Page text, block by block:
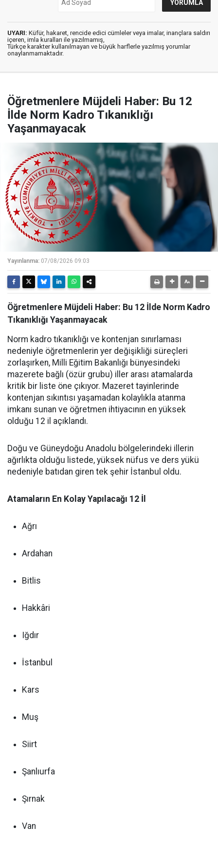
UYARI: Küfür, hakaret, rencide edici cümleler veya imalar, inançlara saldırı
içeren, imla kuralları ile yazılmamış,
Türkçe karakter kullanılmayan ve büyük harflerle yazılmış yorumlar
onaylanmamaktadır.
Öğretmenlere Müjdeli Haber: Bu 12
İlde Norm Kadro Tıkanıklığı
Yaşanmayacak
Yayınlanma: 07/08/2026 09:03
Öğretmenlere Müjdeli Haber: Bu 12 İlde Norm Kadro
Tıkanıklığı Yaşanmayacak
Norm kadro tıkanıklığı ve kontenjan sınırlaması
nedeniyle öğretmenlerin yer değişikliği süreçleri
zorlaşırken, Milli Eğitim Bakanlığı bünyesindeki
mazerete bağlı (özür grubu) iller arası atamalarda
kritik bir liste öne çıkıyor. Mazeret tayinlerinde
kontenjan sıkıntısı yaşamadan kolaylıkla atanma
imkanı sunan ve öğretmen ihtiyacının en yüksek
olduğu 12 il açıklandı.
Doğu ve Güneydoğu Anadolu bölgelerindeki illerin
ağırlıkta olduğu listede, yüksek nüfus ve ders yükü
nedeniyle batıdan giren tek şehir İstanbul oldu.
Atamaların En Kolay Yapılacağı 12 İl
Ağrı
Ardahan
Bitlis
Hakkâri
Iğdır
İstanbul
Kars
Muş
Siirt
Şanlıurfa
Şırnak
Van